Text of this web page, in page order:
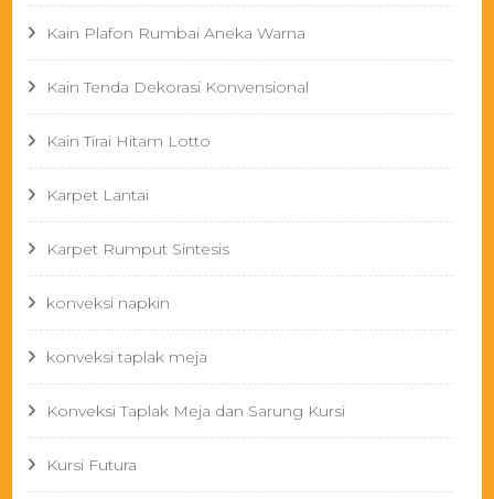
Kain Plafon Rumbai Aneka Warna
Kain Tenda Dekorasi Konvensional
Kain Tirai Hitam Lotto
Karpet Lantai
Karpet Rumput Sintesis
konveksi napkin
konveksi taplak meja
Konveksi Taplak Meja dan Sarung Kursi
Kursi Futura